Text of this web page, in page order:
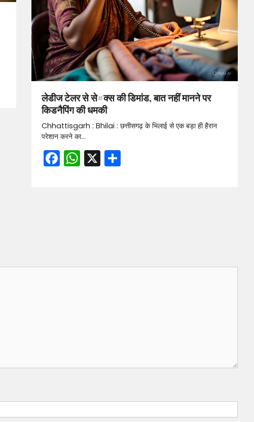
लेडीज टेलर से से#क्स की डिमांड, बात नहीं मानने पर
किडनैपिंग की धमकी
Chhattisgarh : Bhilai : छत्तीसगढ़ के भिलाई से एक बड़ा ही हैरान
परेशान करने का…
Facebook
WhatsApp
X